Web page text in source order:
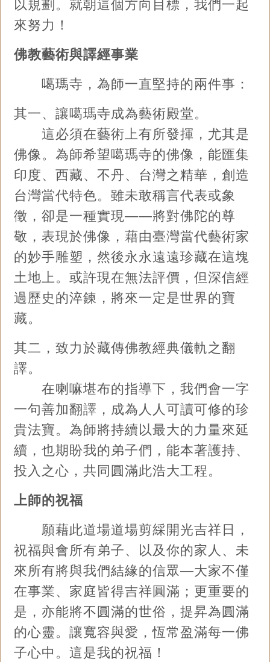
以規劃。就朝這個方向目標，我們一起
來努力！
佛教藝術與譯經事業
噶瑪寺，為師一直堅持的兩件事：
其一、讓噶瑪寺成為藝術殿堂。
這必須在藝術上有所發揮，尤其是
佛像。為師希望噶瑪寺的佛像，能匯集
印度、西藏、不丹、台灣之精華，創造
台灣當代特色。雖未敢稱言代表或象
徵，卻是一種實現——將對佛陀的尊
敬，表現於佛像，藉由臺灣當代藝術家
的妙手雕塑，然後永永遠遠珍藏在這塊
土地上。或許現在無法評價，但深信經
過歷史的淬鍊，將來一定是世界的寶
藏。
其二，致力於藏傳佛教經典儀軌之翻
譯。
在喇嘛堪布的指導下，我們會一字
一句善加翻譯，成為人人可讀可修的珍
貴法寶。為師將持續以最大的力量來延
續，也期盼我的弟子們，能本著護持、
投入之心，共同圓滿此浩大工程。
上師的祝福
願藉此道場道場剪綵開光吉祥日，
祝福與會所有弟子、以及你的家人、未
來所有將與我們結緣的信眾—大家不僅
在事業、家庭皆得吉祥圓滿；更重要的
是，亦能將不圓滿的世俗，提昇為圓滿
的心靈。讓寬容與愛，恆常盈滿每一佛
子心中。這是我的祝福！